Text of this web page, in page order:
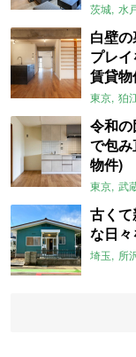
茨城 水
白壁
プレ
賃貸物
東京 狛
令和
で包
物件)
東京 武
古く
な日々
埼玉 所